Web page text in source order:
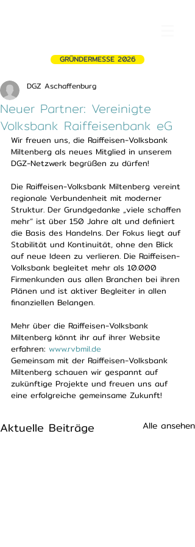
GRÜNDERMESSE 2026
Neuer Partner: Vereinigte
Volksbank Raiffeisenbank eG
DGZ Aschaffenburg
Wir freuen uns, die Raiffeisen-Volksbank
Miltenberg als neues Mitglied in unserem
DGZ-Netzwerk begrüßen zu dürfen!
Die Raiffeisen-Volksbank Miltenberg vereint
regionale Verbundenheit mit moderner
Struktur. Der Grundgedanke „viele schaffen
mehr“ ist über 150 Jahre alt und definiert
die Basis des Handelns. Der Fokus liegt auf
Stabilität und Kontinuität, ohne den Blick
auf neue Ideen zu verlieren. Die Raiffeisen-
Volksbank begleitet mehr als 10.000
Firmenkunden aus allen Branchen bei ihren
Plänen und ist aktiver Begleiter in allen
finanziellen Belangen.
Mehr über die Raiffeisen-Volksbank
Miltenberg könnt ihr auf ihrer Website
erfahren: www.rvbmil.de
Gemeinsam mit der Raiffeisen-Volksbank
Miltenberg schauen wir gespannt auf
zukünftige Projekte und freuen uns auf
eine erfolgreiche gemeinsame Zukunft!
Aktuelle Beiträge Alle ansehen